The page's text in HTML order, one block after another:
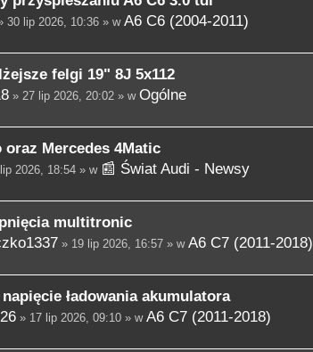
30 lip 2026, 10:36 » w A6 C6 (2004-2011)
felgi 19" 8J 5x112
» 27 lip 2026, 20:02 » w Ogólne
Mercedes 4Matic
2026, 18:54 » w 📰 Świat Audi - Newsy
multitronic
» 19 lip 2026, 16:57 » w A6 C7 (2011-2018)
ładowania akumulatora
» 17 lip 2026, 09:10 » w A6 C7 (2011-2018)